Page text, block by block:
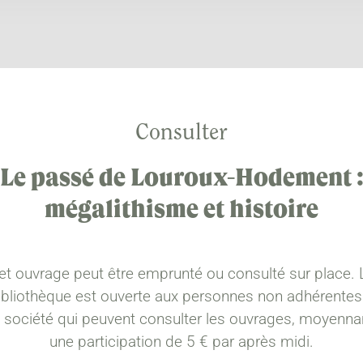
Consulter
Le passé de Louroux-Hodement :
mégalithisme et histoire
ouvrage peut être emprunté ou consulté sur place.
est ouverte aux personnes non
société qui peuvent consulter les ouvrages,
une participation de 5 € par après midi.